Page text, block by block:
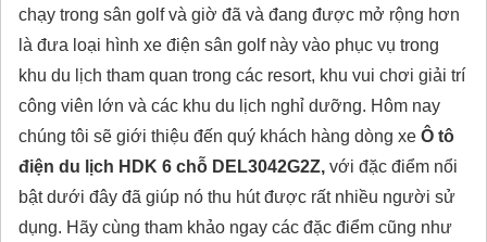
chạy trong sân golf và giờ đã và đang được mở rộng hơn
là đưa loại hình xe điện sân golf này vào phục vụ trong
khu du lịch tham quan trong các resort, khu vui chơi giải trí
công viên lớn và các khu du lịch nghỉ dưỡng. Hôm nay
chúng tôi sẽ giới thiệu đến quý khách hàng dòng xe Ô tô
điện du lịch HDK 6 chỗ DEL3042G2Z, với đặc điểm nổi
bật dưới đây đã giúp nó thu hút được rất nhiều người sử
dụng. Hãy cùng tham khảo ngay các đặc điểm cũng như